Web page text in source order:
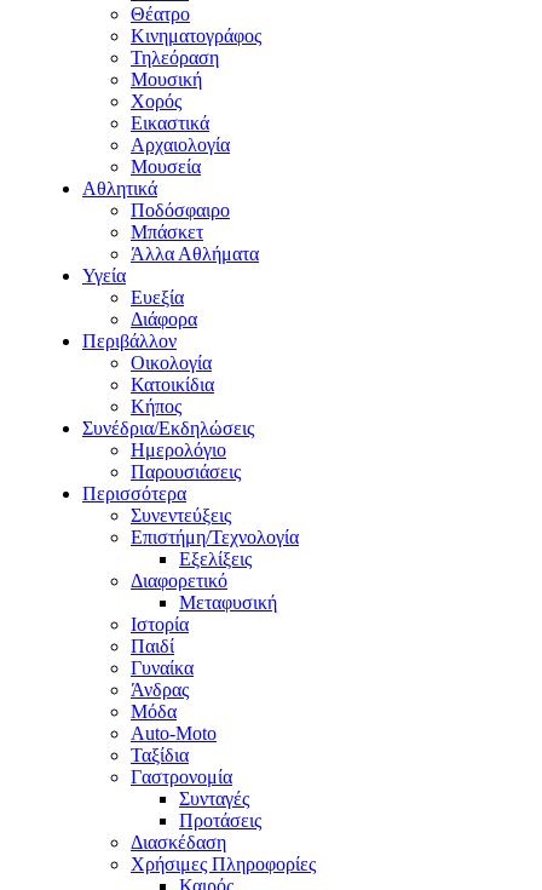
Θέατρο
Κινηματογράφος
Τηλεόραση
Μουσική
Χορός
Εικαστικά
Αρχαιολογία
Μουσεία
Αθλητικά
Ποδόσφαιρο
Μπάσκετ
Άλλα Αθλήματα
Υγεία
Ευεξία
Διάφορα
Περιβάλλον
Οικολογία
Κατοικίδια
Κήπος
Συνέδρια/Εκδηλώσεις
Ημερολόγιο
Παρουσιάσεις
Περισσότερα
Συνεντεύξεις
Επιστήμη/Τεχνολογία
Εξελίξεις
Διαφορετικό
Μεταφυσική
Ιστορία
Παιδί
Γυναίκα
Άνδρας
Μόδα
Auto-Moto
Ταξίδια
Γαστρονομία
Συνταγές
Προτάσεις
Διασκέδαση
Χρήσιμες Πληροφορίες
Καιρός